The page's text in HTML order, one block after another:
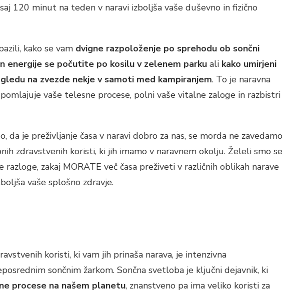
120 minut na teden v naravi izboljša vaše duševno in fizično
kako se vam dvigne razpoloženje po sprehodu ob sončni
energije se počutite po kosilu v zelenem parku ali kako umirjeni
na zvezde nekje v samoti med kampiranjem. To je naravna
vaše telesne procese, polni vaše vitalne zaloge in razbistri
da je preživljanje časa v naravi dobro za nas, se morda ne zavedamo
zdravstvenih koristi, ki jih imamo v naravnem okolju. Želeli smo se
zakaj MORATE več časa preživeti v različnih oblikah narave
vaše splošno zdravje.
koristi, ki vam jih prinaša narava, je intenzivna
sončnim žarkom. Sončna svetloba je ključni dejavnik, ki
procese na našem planetu, znanstveno pa ima veliko koristi za